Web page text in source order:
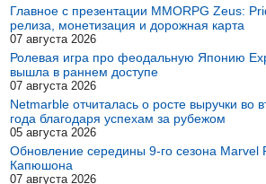
Главное с презентации MMORPG Zeus:
релиза, монетизация и дорожная карта
07 августа 2026
Ролевая игра про феодальную Японию
вышла в раннем доступе
07 августа 2026
Netmarble отчиталась о росте выручки во
года благодаря успехам за рубежом
05 августа 2026
Обновление середины 9-го сезона Marvel
Капюшона
07 августа 2026